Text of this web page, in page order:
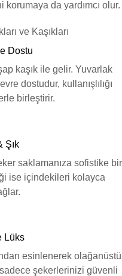
da yardımcı olur.
ve Kaşıkları
Dostu
kaşık ile gelir. Yuvarlak
dostudur, kullanışlılığı
birleştirir.
Şık
saklamanıza sofistike bir
ise içindekileri kolayca
Lüks
esinlenerek olağanüstü
şekerlerinizi güvenli